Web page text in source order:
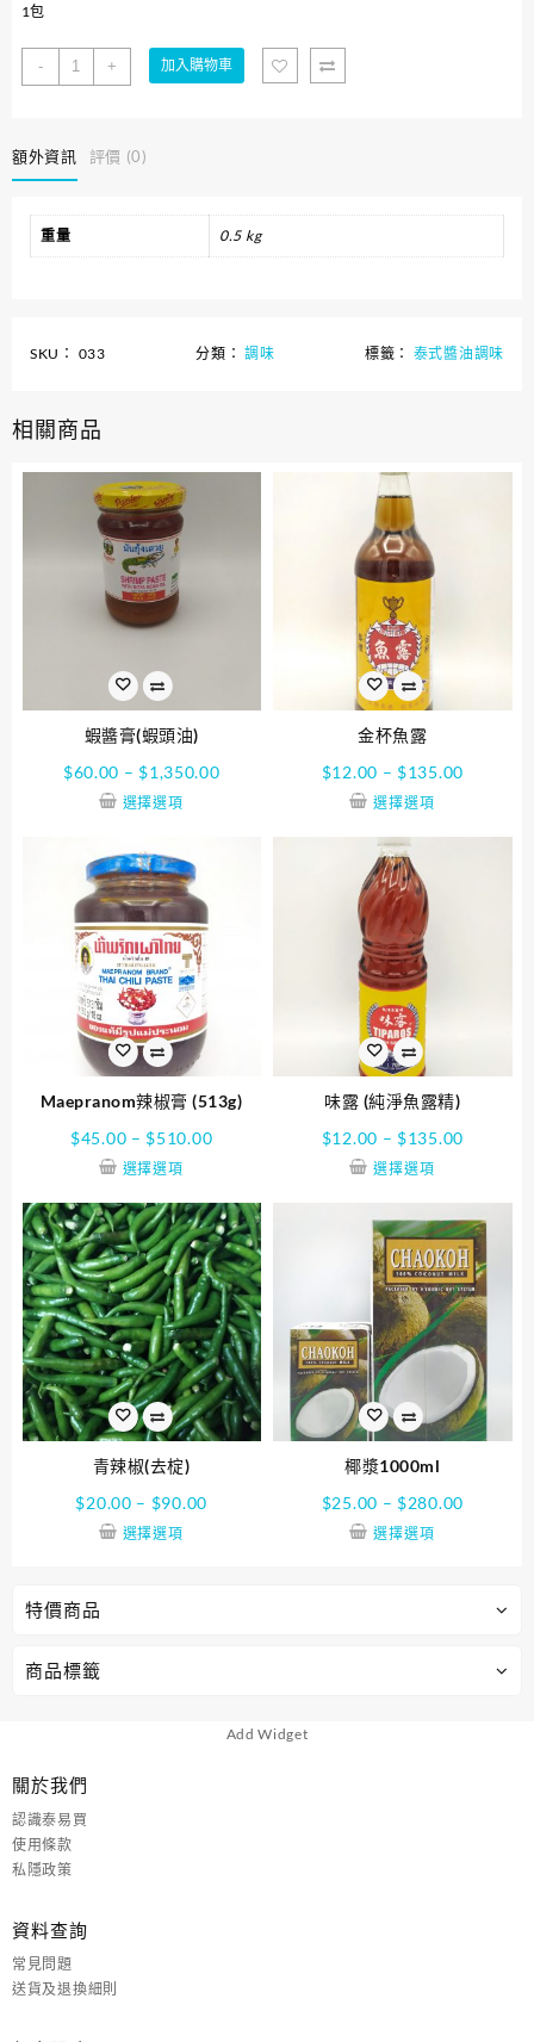
特價商品
商品標籤
1包
-
標
椒
粒
量
+ 加入購物車
額外資訊 評價 (0)
重量 0.5 kg
SKU： 033 分類： 調味 標籤： 泰式醬油調味
相關商品
蝦醬膏(蝦頭油)
$60.00 – $1,350.00
選擇選項
金杯魚露
$12.00 – $135.00
選擇選項
Maepranom辣椒膏 (513g)
$45.00 – $510.00
選擇選項
味露 (純淨魚露精)
$12.00 – $135.00
選擇選項
青辣椒(去椗)
$20.00 – $90.00
選擇選項
椰漿1000ml
$25.00 – $280.00
選擇選項
Add Widget
關於我們
認識泰易買
使用條款
私隱政策
資料查詢
常見問題
送貨及退換細則